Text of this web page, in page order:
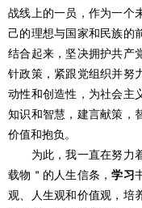
战线上的一员，作为一个
己的理想与国家和民族的
结合起来，坚决拥护共产
针政策，紧跟党组织并努
动性和创造性，为社会主
知识和智慧，建言献策，
价值和抱负。
为此，我一直在努力着
载物＂的人生信条，学习
观、人生观和价值观，培